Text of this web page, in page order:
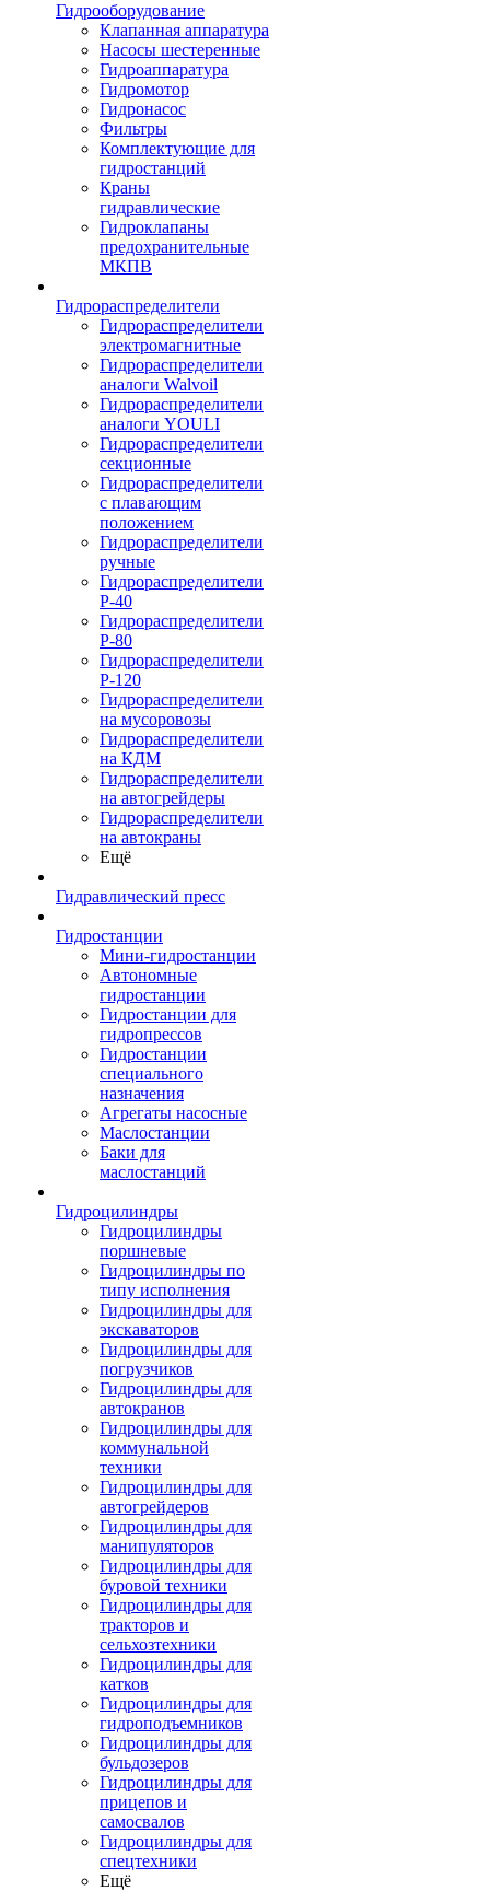
Гидрооборудование
Клапанная аппаратура
Насосы шестеренные
Гидроаппаратура
Гидромотор
Гидронасос
Фильтры
Комплектующие для
гидростанций
Краны
гидравлические
Гидроклапаны
предохранительные
МКПВ
Гидрораспределители
Гидрораспределители
электромагнитные
Гидрораспределители
аналоги Walvoil
Гидрораспределители
аналоги YOULI
Гидрораспределители
секционные
Гидрораспределители
с плавающим
положением
Гидрораспределители
ручные
Гидрораспределители
Р-40
Гидрораспределители
Р-80
Гидрораспределители
Р-120
Гидрораспределители
на мусоровозы
Гидрораспределители
на КДМ
Гидрораспределители
на автогрейдеры
Гидрораспределители
на автокраны
Ещё
Гидравлический пресс
Гидростанции
Мини-гидростанции
Автономные
гидростанции
Гидростанции для
гидропрессов
Гидростанции
специального
назначения
Агрегаты насосные
Маслостанции
Баки для
маслостанций
Гидроцилиндры
Гидроцилиндры
поршневые
Гидроцилиндры по
типу исполнения
Гидроцилиндры для
экскаваторов
Гидроцилиндры для
погрузчиков
Гидроцилиндры для
автокранов
Гидроцилиндры для
коммунальной
техники
Гидроцилиндры для
автогрейдеров
Гидроцилиндры для
манипуляторов
Гидроцилиндры для
буровой техники
Гидроцилиндры для
тракторов и
сельхозтехники
Гидроцилиндры для
катков
Гидроцилиндры для
гидроподъемников
Гидроцилиндры для
бульдозеров
Гидроцилиндры для
прицепов и
самосвалов
Гидроцилиндры для
спецтехники
Ещё